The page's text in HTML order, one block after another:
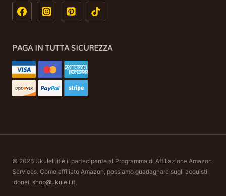
PAGA IN TUTTA SICUREZZA
© 2026 Ukuleli.it è il partecipante al Programma di Affiliazione Amazon
Services. Come affiliato Amazon, possiamo guadagnare sugli acquisti
idonei. shop@ukuleli.it